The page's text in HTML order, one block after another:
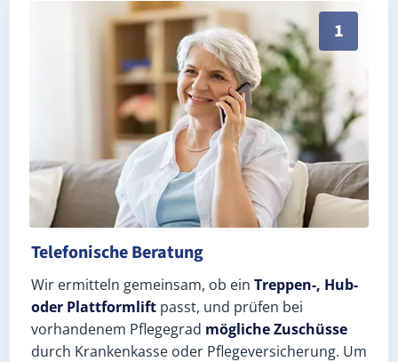
1
Persönliche Treppenlift-Beratung in Westerland
Telefonische Beratung
Wir ermitteln gemeinsam, ob ein Treppen-, Hub-
oder Plattformlift passt, und prüfen bei
vorhandenem Pflegegrad mögliche Zuschüsse
durch Krankenkasse oder Pflegeversicherung. Um